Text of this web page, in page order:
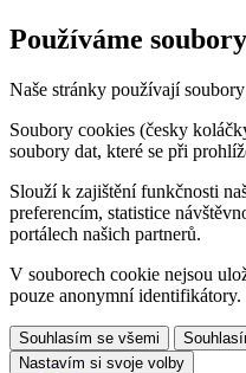
Používáme
Naše stránky používají
Soubory cookies (česky
soubory dat, které se při
Slouží k zajištění funkčnosti
preferencím, statistice
portálech našich partnerů.
V souborech cookie nejsou
pouze anonymní identifikátory.
Souhlasím se všemi
Nastavím si svoje volby